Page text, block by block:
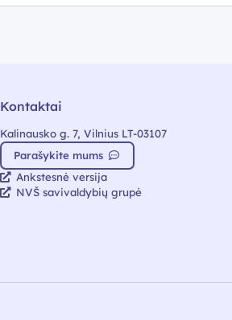
Kontaktai
Kalinausko g. 7, Vilnius LT-03107
Parašykite mums
Ankstesnė versija
NVŠ savivaldybių grupė